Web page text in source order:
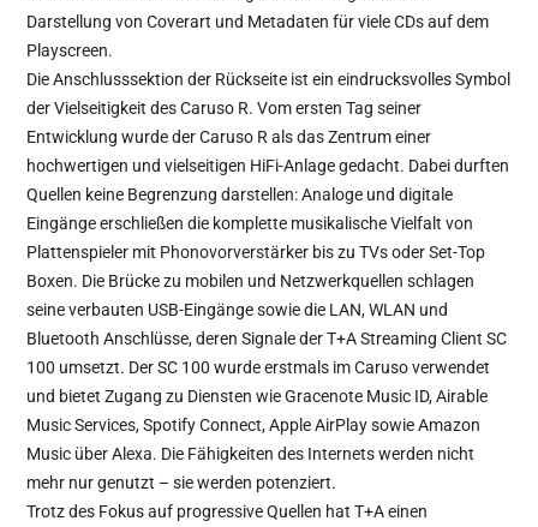
Darstellung von Coverart und Metadaten für viele CDs auf dem
Playscreen.
Die Anschlusssektion der Rückseite ist ein eindrucksvolles Symbol
der Vielseitigkeit des Caruso R. Vom ersten Tag seiner
Entwicklung wurde der Caruso R als das Zentrum einer
hochwertigen und vielseitigen HiFi-Anlage gedacht. Dabei durften
Quellen keine Begrenzung darstellen: Analoge und digitale
Eingänge erschließen die komplette musikalische Vielfalt von
Plattenspieler mit Phonovorverstärker bis zu TVs oder Set-Top
Boxen. Die Brücke zu mobilen und Netzwerkquellen schlagen
seine verbauten USB-Eingänge sowie die LAN, WLAN und
Bluetooth Anschlüsse, deren Signale der T+A Streaming Client SC
100 umsetzt. Der SC 100 wurde erstmals im Caruso verwendet
und bietet Zugang zu Diensten wie Gracenote Music ID, Airable
Music Services, Spotify Connect, Apple AirPlay sowie Amazon
Music über Alexa. Die Fähigkeiten des Internets werden nicht
mehr nur genutzt – sie werden potenziert.
Trotz des Fokus auf progressive Quellen hat T+A einen